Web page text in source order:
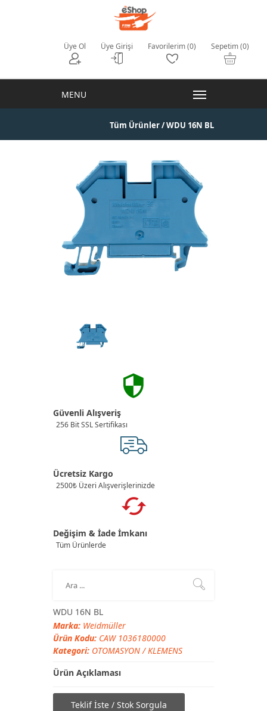
Üye Ol Üye Girişi Favorilerim (0) Sepetim (0)
Tüm Ürünler/ WDU 16N BL
Güvenli Alışveriş
256 Bit SSL Sertifikası
Ücretsiz Kargo
2500₺ Üzeri Alışverişlerinizde
Değişim & İade İmkanı
Tüm Ürünlerde
WDU 16N BL
Marka: Weidmüller
Ürün Kodu: CAW 1036180000
Kategori: OTOMASYON/KLEMENS
Ürün Açıklaması
Teklif İste / Stok Sorgula